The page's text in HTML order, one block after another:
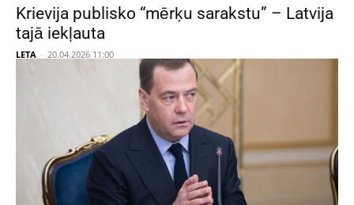
Krievija publisko “mērķu sarakstu” – Latvija
tajā iekļauta
LETA - 20.04.2026 11:00